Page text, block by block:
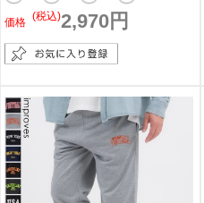
価格 2,970円
(税込)